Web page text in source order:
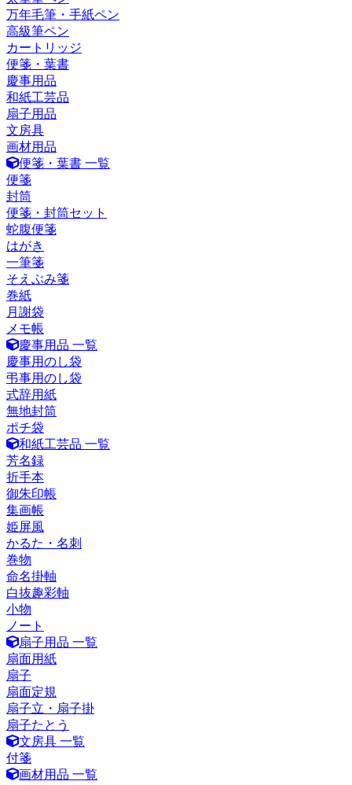
万年毛筆・手紙ペン
高級筆ペン
カートリッジ
便箋・葉書
慶事用品
和紙工芸品
扇子用品
文房具
画材用品
便箋・葉書 一覧
便箋
封筒
便箋・封筒セット
蛇腹便箋
はがき
一筆箋
そえぶみ箋
巻紙
月謝袋
メモ帳
慶事用品 一覧
慶事用のし袋
弔事用のし袋
式辞用紙
無地封筒
ポチ袋
和紙工芸品 一覧
芳名録
折手本
御朱印帳
集画帳
姫屏風
かるた・名刺
巻物
命名掛軸
白抜趣彩軸
小物
ノート
扇子用品 一覧
扇面用紙
扇子
扇面定規
扇子立・扇子掛
扇子たとう
文房具 一覧
付箋
画材用品 一覧